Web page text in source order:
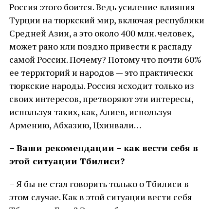
Россия этого боится. Ведь усиление влияния
Турции на тюркский мир, включая республики
Средней Азии, а это около 400 млн. человек,
может рано или поздно привести к распаду
самой России. Почему? Потому что почти 60%
ее территорий и народов — это практически
тюркские народы. Россия исходит только из
своих интересов, претворяют эти интересы,
используя таких, как, Алиев, используя
Армению, Абхазию, Цхинвали…
– Ваши рекомендации – как вести себя в
этой ситуации Тбилиси?
– Я бы не стал говорить только о Тбилиси в
этом случае. Как в этой ситуации вести себя